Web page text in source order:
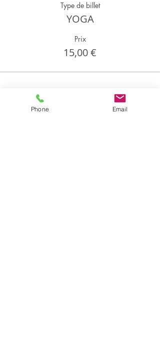
Type de billet
YOGA
Prix
15,00 €
Partager cet événement
Phone Email